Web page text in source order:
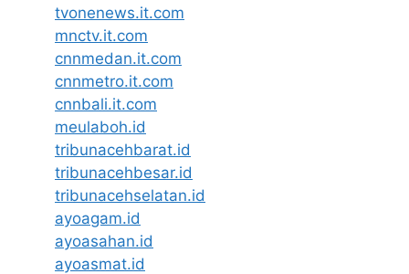
tvonenews.it.com
mnctv.it.com
cnnmedan.it.com
cnnmetro.it.com
cnnbali.it.com
meulaboh.id
tribunacehbarat.id
tribunacehbesar.id
tribunacehselatan.id
ayoagam.id
ayoasahan.id
ayoasmat.id